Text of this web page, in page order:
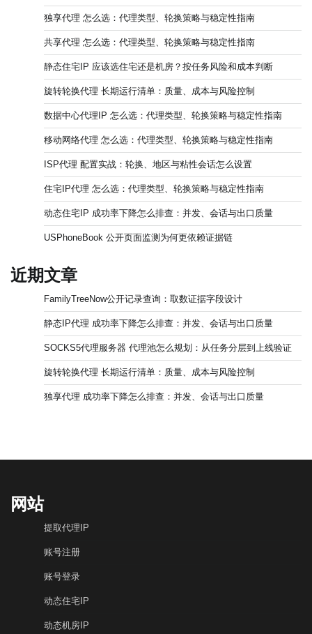
独享代理 怎么选：代理类型、轮换策略与稳定性指南
共享代理 怎么选：代理类型、轮换策略与稳定性指南
静态住宅IP 应该选住宅还是机房？按任务风险和成本判断
旋转轮换代理 长期运行清单：质量、成本与风险控制
数据中心代理IP 怎么选：代理类型、轮换策略与稳定性指南
移动网络代理 怎么选：代理类型、轮换策略与稳定性指南
ISP代理 配置实战：轮换、地区与粘性会话怎么设置
住宅IP代理 怎么选：代理类型、轮换策略与稳定性指南
动态住宅IP 成功率下降怎么排查：并发、会话与出口质量
USPhoneBook 公开页面监测为何更依赖证据链
近期文章
FamilyTreeNow公开记录查询：取数证据字段设计
静态IP代理 成功率下降怎么排查：并发、会话与出口质量
SOCKS5代理服务器 代理池怎么规划：从任务分层到上线验证
旋转轮换代理 长期运行清单：质量、成本与风险控制
独享代理 成功率下降怎么排查：并发、会话与出口质量
网站
提取代理IP
账号注册
账号登录
动态住宅IP
动态机房IP